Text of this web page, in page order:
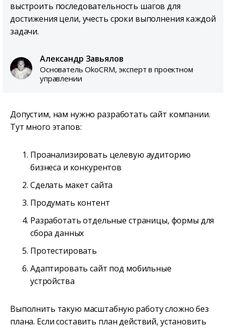
выстроить последовательность шагов для
достижения цели, учесть сроки выполнения каждой
задачи.
Александр Завьялов
Основатель OkoCRM, эксперт в проектном
управлении
Допустим, нам нужно разработать сайт компании.
Тут много этапов:
Проанализировать целевую аудиторию
бизнеса и конкурентов
Сделать макет сайта
Продумать контент
Разработать отдельные страницы, формы для
сбора данных
Протестировать
Адаптировать сайт под мобильные
устройства
Выполнить такую масштабную работу сложно без
плана. Если составить план действий, установить